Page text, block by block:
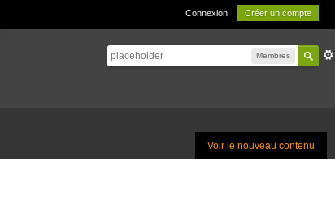
Connexion Créer un compte
Membres
Voir le nouveau contenu